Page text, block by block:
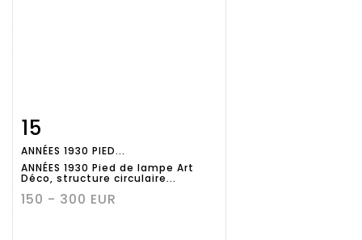
détaillée
15
ANNÉES 1930 PIED...
ANNÉES 1930 Pied de lampe Art
Déco, structure circulaire...
150 - 300 EUR